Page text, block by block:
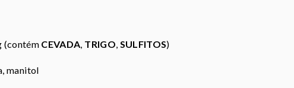
(contém CEVADA, TRIGO, SULFITOS)
manitol